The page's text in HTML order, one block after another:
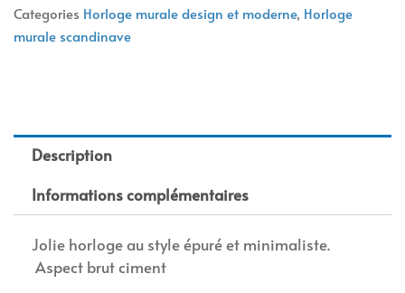
Categories Horloge murale design et moderne, Horloge
murale scandinave
Description
Informations complémentaires
Jolie horloge au style épuré et minimaliste.
Aspect brut ciment